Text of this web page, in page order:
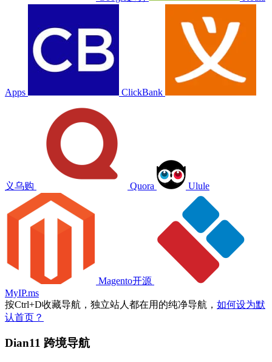
Apps ClickBank
义乌购 Quora Ulule
Magento开源
MyIP.ms
按Ctrl+D收藏导航，独立站人都在用的纯净导航， 如何设为默
认首页？
Dian11 跨境导航